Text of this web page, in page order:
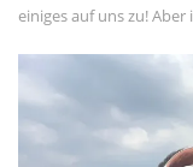
einiges auf uns zu!